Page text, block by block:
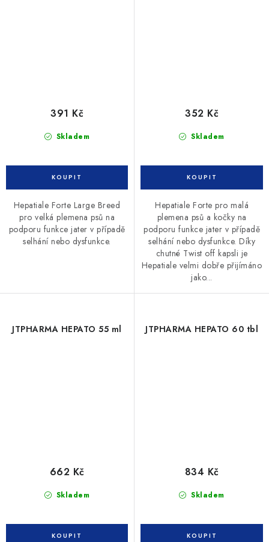
Skladem
391 Kč
Hepatiale Forte Large Breed
pro velká plemena psů na
podporu funkce jater v případě
selhání nebo dysfunkce.
Skladem
352 Kč
Hepatiale Forte pro malá
plemena psů a kočky na
podporu funkce jater v případě
selhání nebo dysfunkce. Díky
chutné Twist off kapsli je
Hepatiale velmi dobře přijímáno
jako...
JTPHARMA HEPATO 55 ml
Skladem
662 Kč
JTPHARMA HEPATO 60 tbl
Skladem
834 Kč